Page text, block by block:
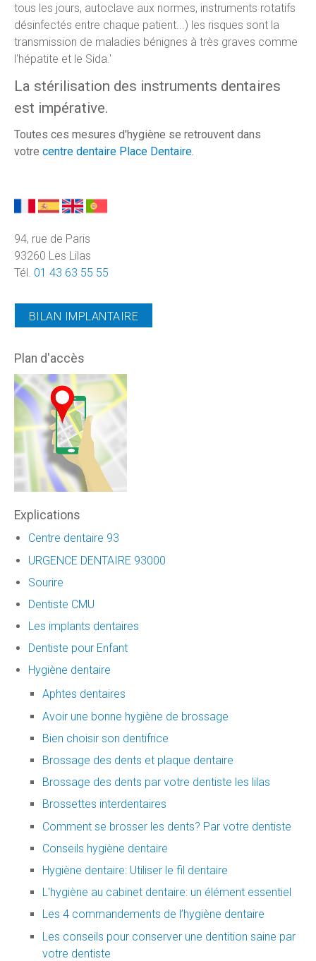
tous les jours, autoclave aux normes, instruments rotatifs
désinfectés entre chaque patient...) les risques sont la
transmission de maladies bénignes à très graves comme
l'hépatite et le Sida.'
La stérilisation des instruments dentaires
est impérative.
Toutes ces mesures d'hygiène se retrouvent dans
votre centre dentaire Place Dentaire.
94, rue de Paris
93260 Les Lilas
Tél. 01 43 63 55 55
BILAN IMPLANTAIRE
Plan d'accès
Explications
Centre dentaire 93
URGENCE DENTAIRE 93000
Sourire
Dentiste CMU
Les implants dentaires
Dentiste pour Enfant
Hygiène dentaire
Aphtes dentaires
Avoir une bonne hygiène de brossage
Bien choisir son dentifrice
Brossage des dents et plaque dentaire
Brossage des dents par votre dentiste les lilas
Brossettes interdentaires
Comment se brosser les dents? Par votre dentiste
Conseils hygiène dentaire
Hygiène dentaire: Utiliser le fil dentaire
L'hygiène au cabinet dentaire: un élément essentiel
Les 4 commandements de l’hygiène dentaire
Les conseils pour conserver une dentition saine par
votre dentiste